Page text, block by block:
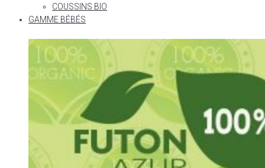
COUSSINS BIO
GAMME BÉBÉS